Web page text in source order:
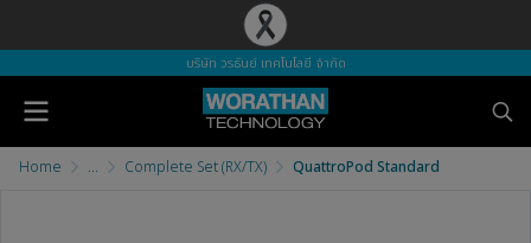
บริษัท วรธันย์ เทคโนโลยี จำกัด
Home ... Complete Set (RX/TX) QuattroPod Standard